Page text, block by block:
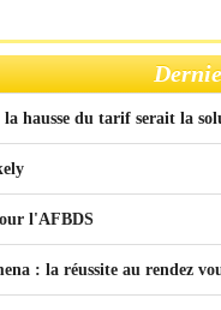
la hausse du tarif serait la
l'AFBDS
: la réussite au rendez